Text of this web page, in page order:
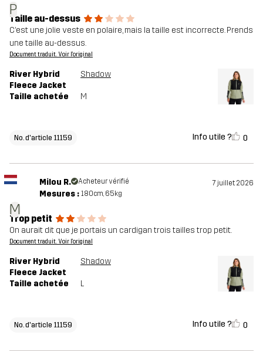
P
Taille au-dessus
C’est une jolie veste en polaire, mais la taille est incorrecte. Prends
une taille au-dessus.
Document traduit. Voir l'original
River Hybrid
Fleece Jacket
Shadow
Taille achetée M
No. d'article 11159 Info utile ? 0
M
Milou R. Acheteur vérifié 7 juillet 2026
Mesures : 180cm, 65kg
Trop petit
On aurait dit que je portais un cardigan trois tailles trop petit.
Document traduit. Voir l'original
River Hybrid
Fleece Jacket
Shadow
Taille achetée L
No. d'article 11159 Info utile ? 0